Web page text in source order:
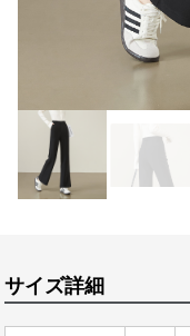
サイズ詳細